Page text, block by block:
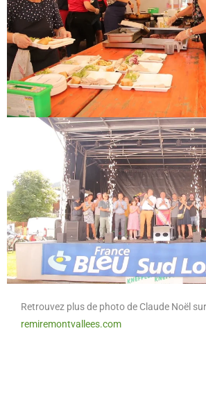
Retrouvez plus de photo de Claude Noël sur
remiremontvallees.com